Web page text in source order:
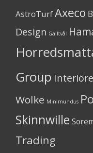
AstroTurfAxeco
Design Galltvål
Group
Wolke Minimundus
Skinnwille
Trading